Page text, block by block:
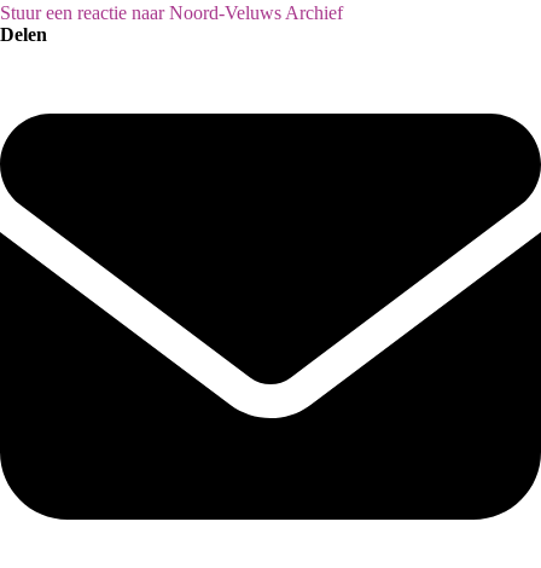
Stuur een reactie naar Noord-Veluws Archief
Delen